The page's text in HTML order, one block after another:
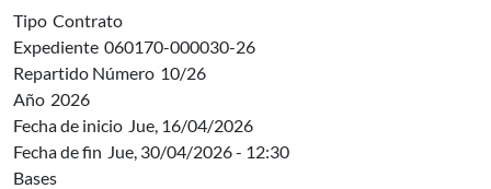
Tipo Contrato
Expediente 060170-000030-26
Repartido Número 10/26
Año 2026
Fecha de inicio Jue, 16/04/2026
Fecha de fin Jue, 30/04/2026 - 12:30
Bases